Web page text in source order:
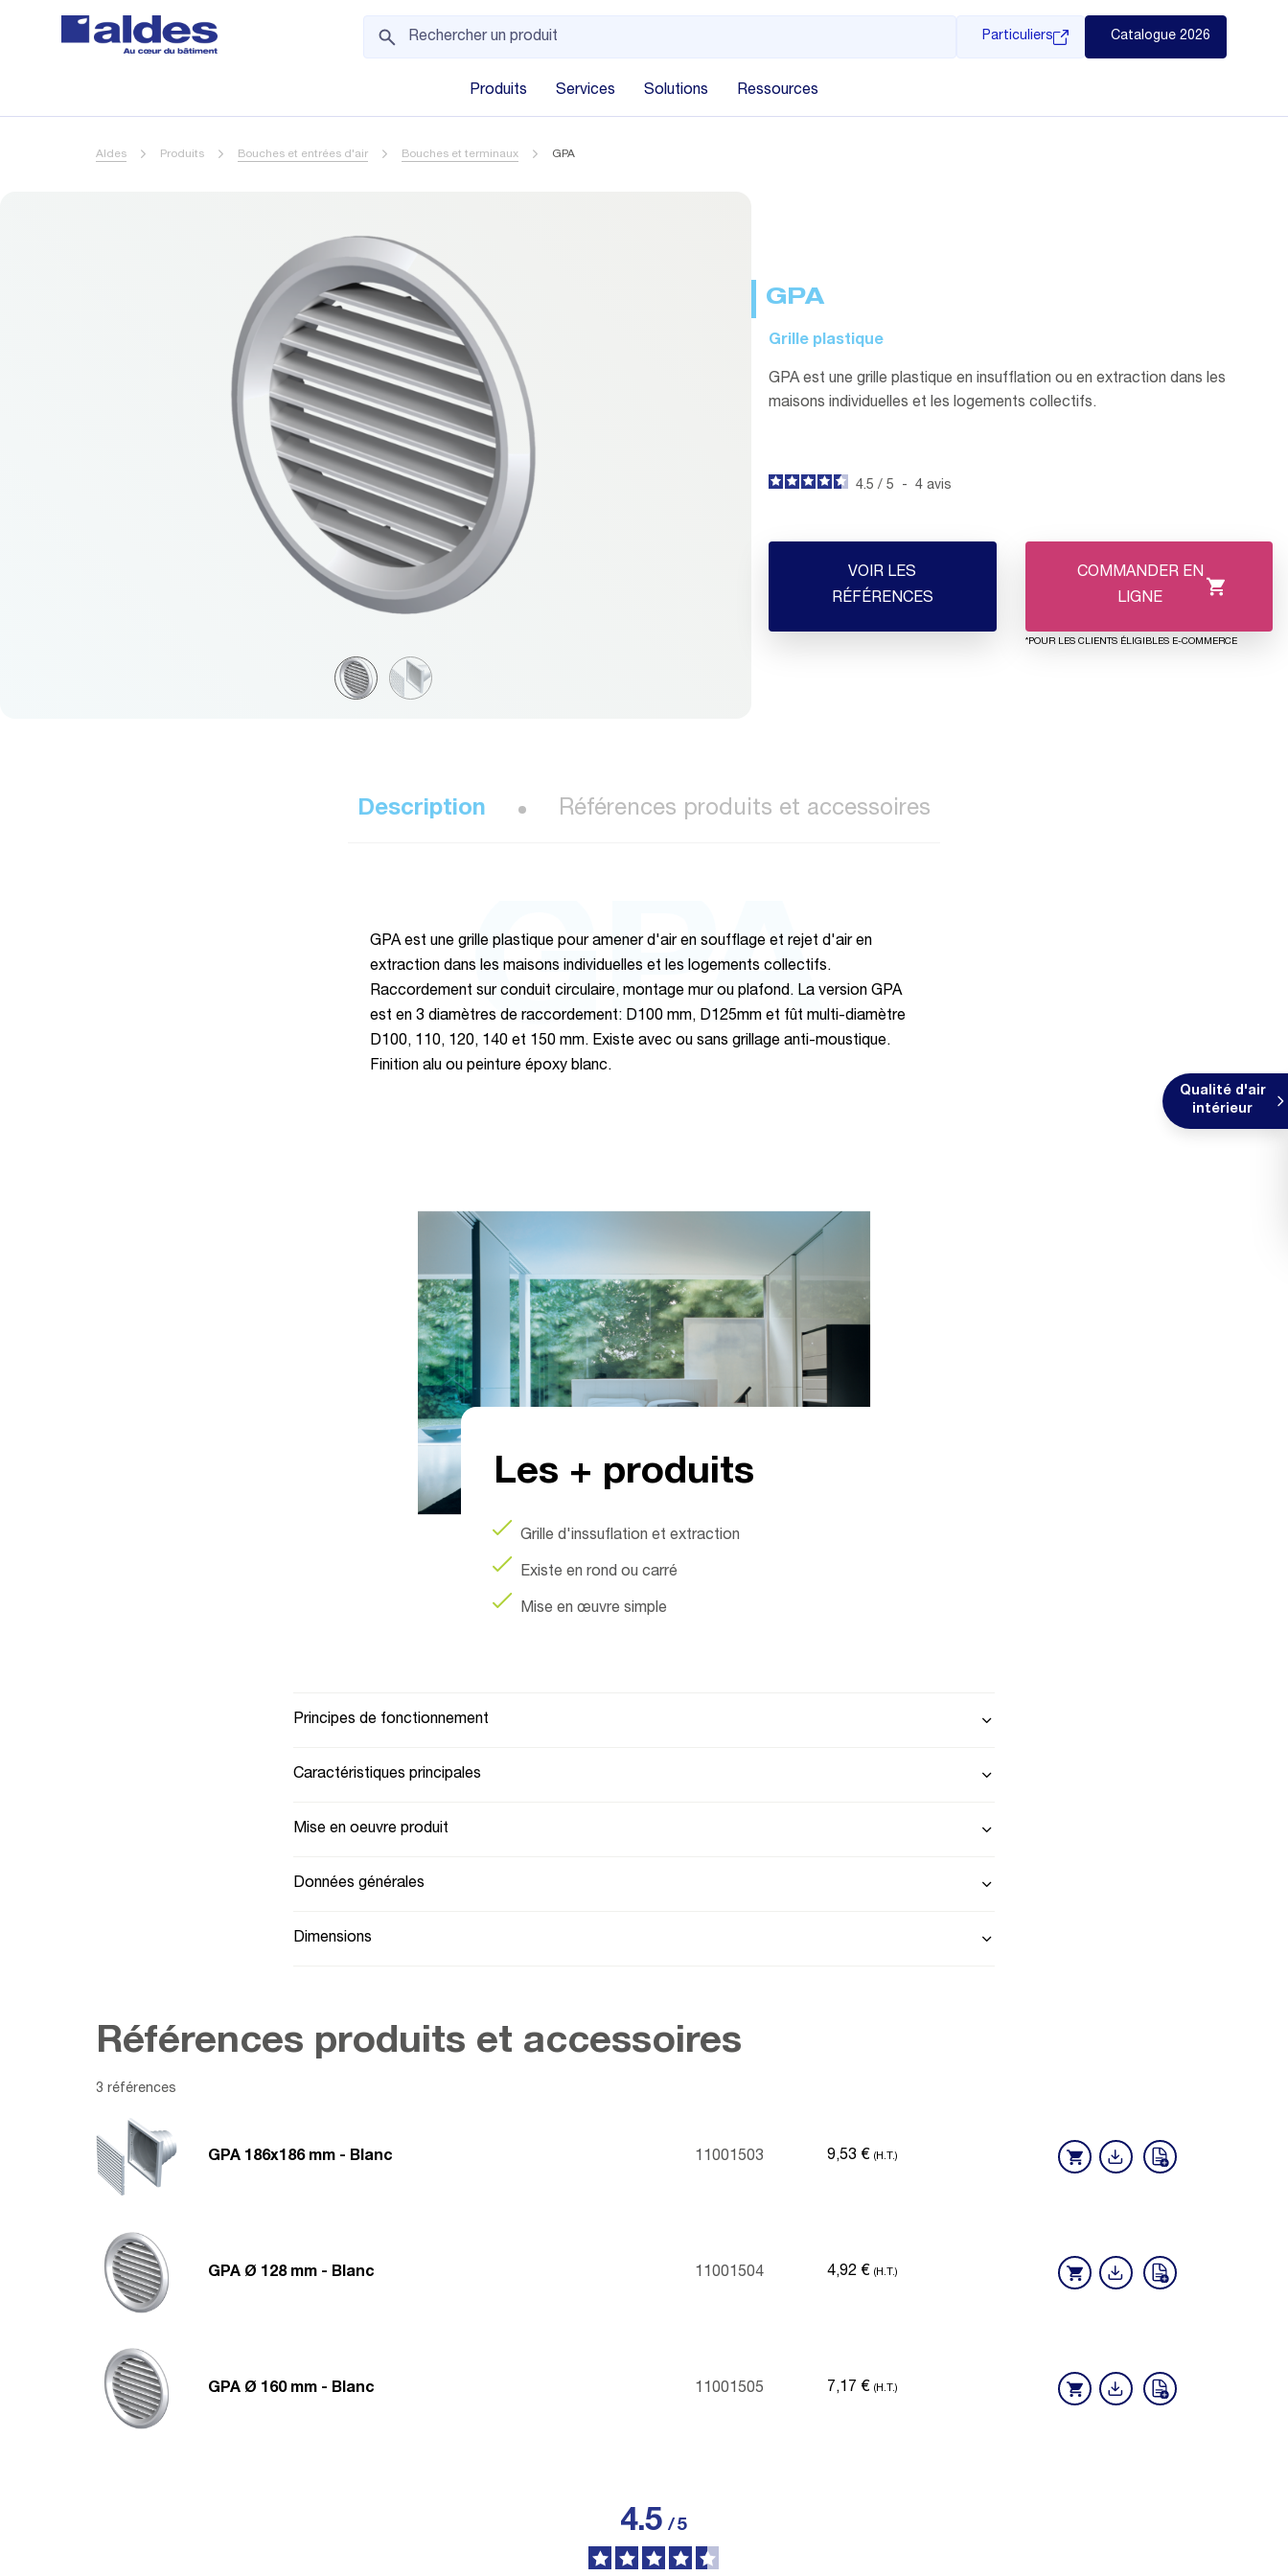
Particuliers Catalogue 2026
Produits Services Solutions Ressources
Aldes Produits Bouches et entrées d'air Bouches et terminaux GPA
Qualité d'air
intérieur
GPA
Grille plastique
GPA est une grille plastique en insufflation ou en extraction dans les
maisons individuelles et les logements collectifs.
4.5 / 5 - 4 avis
VOIR LES
RÉFÉRENCES
COMMANDER EN
LIGNE
*POUR LES CLIENTS ÉLIGIBLES E-COMMERCE
Description Références produits et accessoires
GPA
GPA est une grille plastique pour amener d'air en soufflage et rejet d'air en
extraction dans les maisons individuelles et les logements collectifs.
Raccordement sur conduit circulaire, montage mur ou plafond. La version GPA
est en 3 diamètres de raccordement: D100 mm, D125mm et fût multi-diamètre
D100, 110, 120, 140 et 150 mm. Existe avec ou sans grillage anti-moustique.
Finition alu ou peinture époxy blanc.
Les + produits
Grille d'inssuflation et extraction
Existe en rond ou carré
Mise en œuvre simple
Principes de fonctionnement
Caractéristiques principales
Mise en oeuvre produit
Données générales
Dimensions
Références produits et accessoires
3 références
GPA 186x186 mm - Blanc 11001503 9,53 € (H.T.)
GPA Ø 128 mm - Blanc 11001504 4,92 € (H.T.)
GPA Ø 160 mm - Blanc 11001505 7,17 € (H.T.)
4.5/5